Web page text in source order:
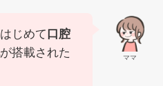
ママ
じめて 口腔
が搭載された